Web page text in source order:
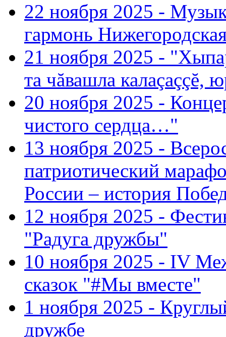
22 ноября 2025 -
гармонь
21 ноября 2025 -
та чăвашла калаçаççĕ,
20 ноября 2025 -
чистого сердца…"
13 ноября 2025 -
патриотический
России – история
12 ноября 2025 -
"Радуга дружбы"
10 ноября 2025 - IV
сказок "#Мы вместе"
1 ноября 2025 -
дружбе